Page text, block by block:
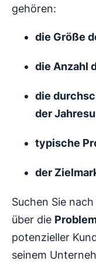
gehören:
die Größe
die Anzahl
die
der
typische
der
Suchen Sie
über die
potenzieller
seinem